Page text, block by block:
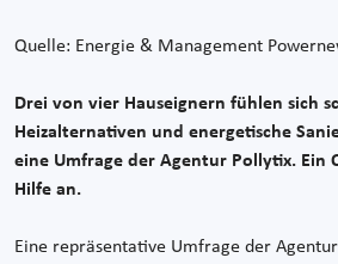
Quelle: Energie & Management
Drei von vier Hauseignern fühlen sich
Heizalternativen und energetische
eine Umfrage der Agentur Pollytix. Ein
Hilfe an.
Eine repräsentative Umfrage der